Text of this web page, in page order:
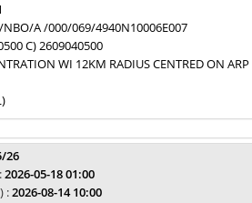
A /000/069/4940N10006E007
C) 2609040500
WI 12KM RADIUS CENTRED ON ARP
26
2026-05-18 01:00
:2026-08-14 10:00